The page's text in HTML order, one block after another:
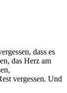
dass es
das Herz am
vergessen. Und